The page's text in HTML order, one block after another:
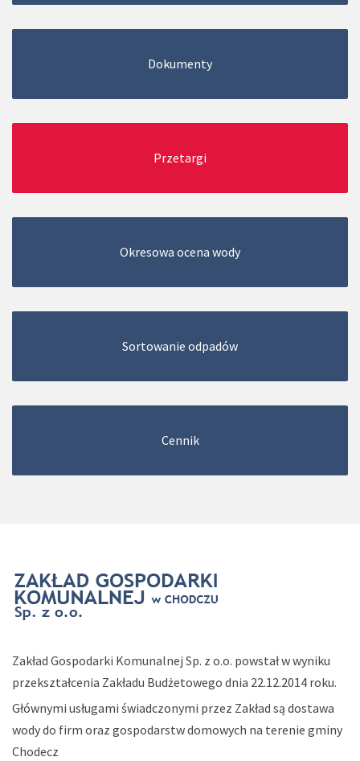
Dokumenty
Przetargi
Okresowa ocena wody
Sortowanie odpadów
Cennik
Zakład Gospodarki Komunalnej Sp. z o.o. powstał w wyniku
przekształcenia Zakładu Budżetowego dnia 22.12.2014 roku.
Głównymi usługami świadczonymi przez Zakład są dostawa
wody do firm oraz gospodarstw domowych na terenie gminy
Chodecz